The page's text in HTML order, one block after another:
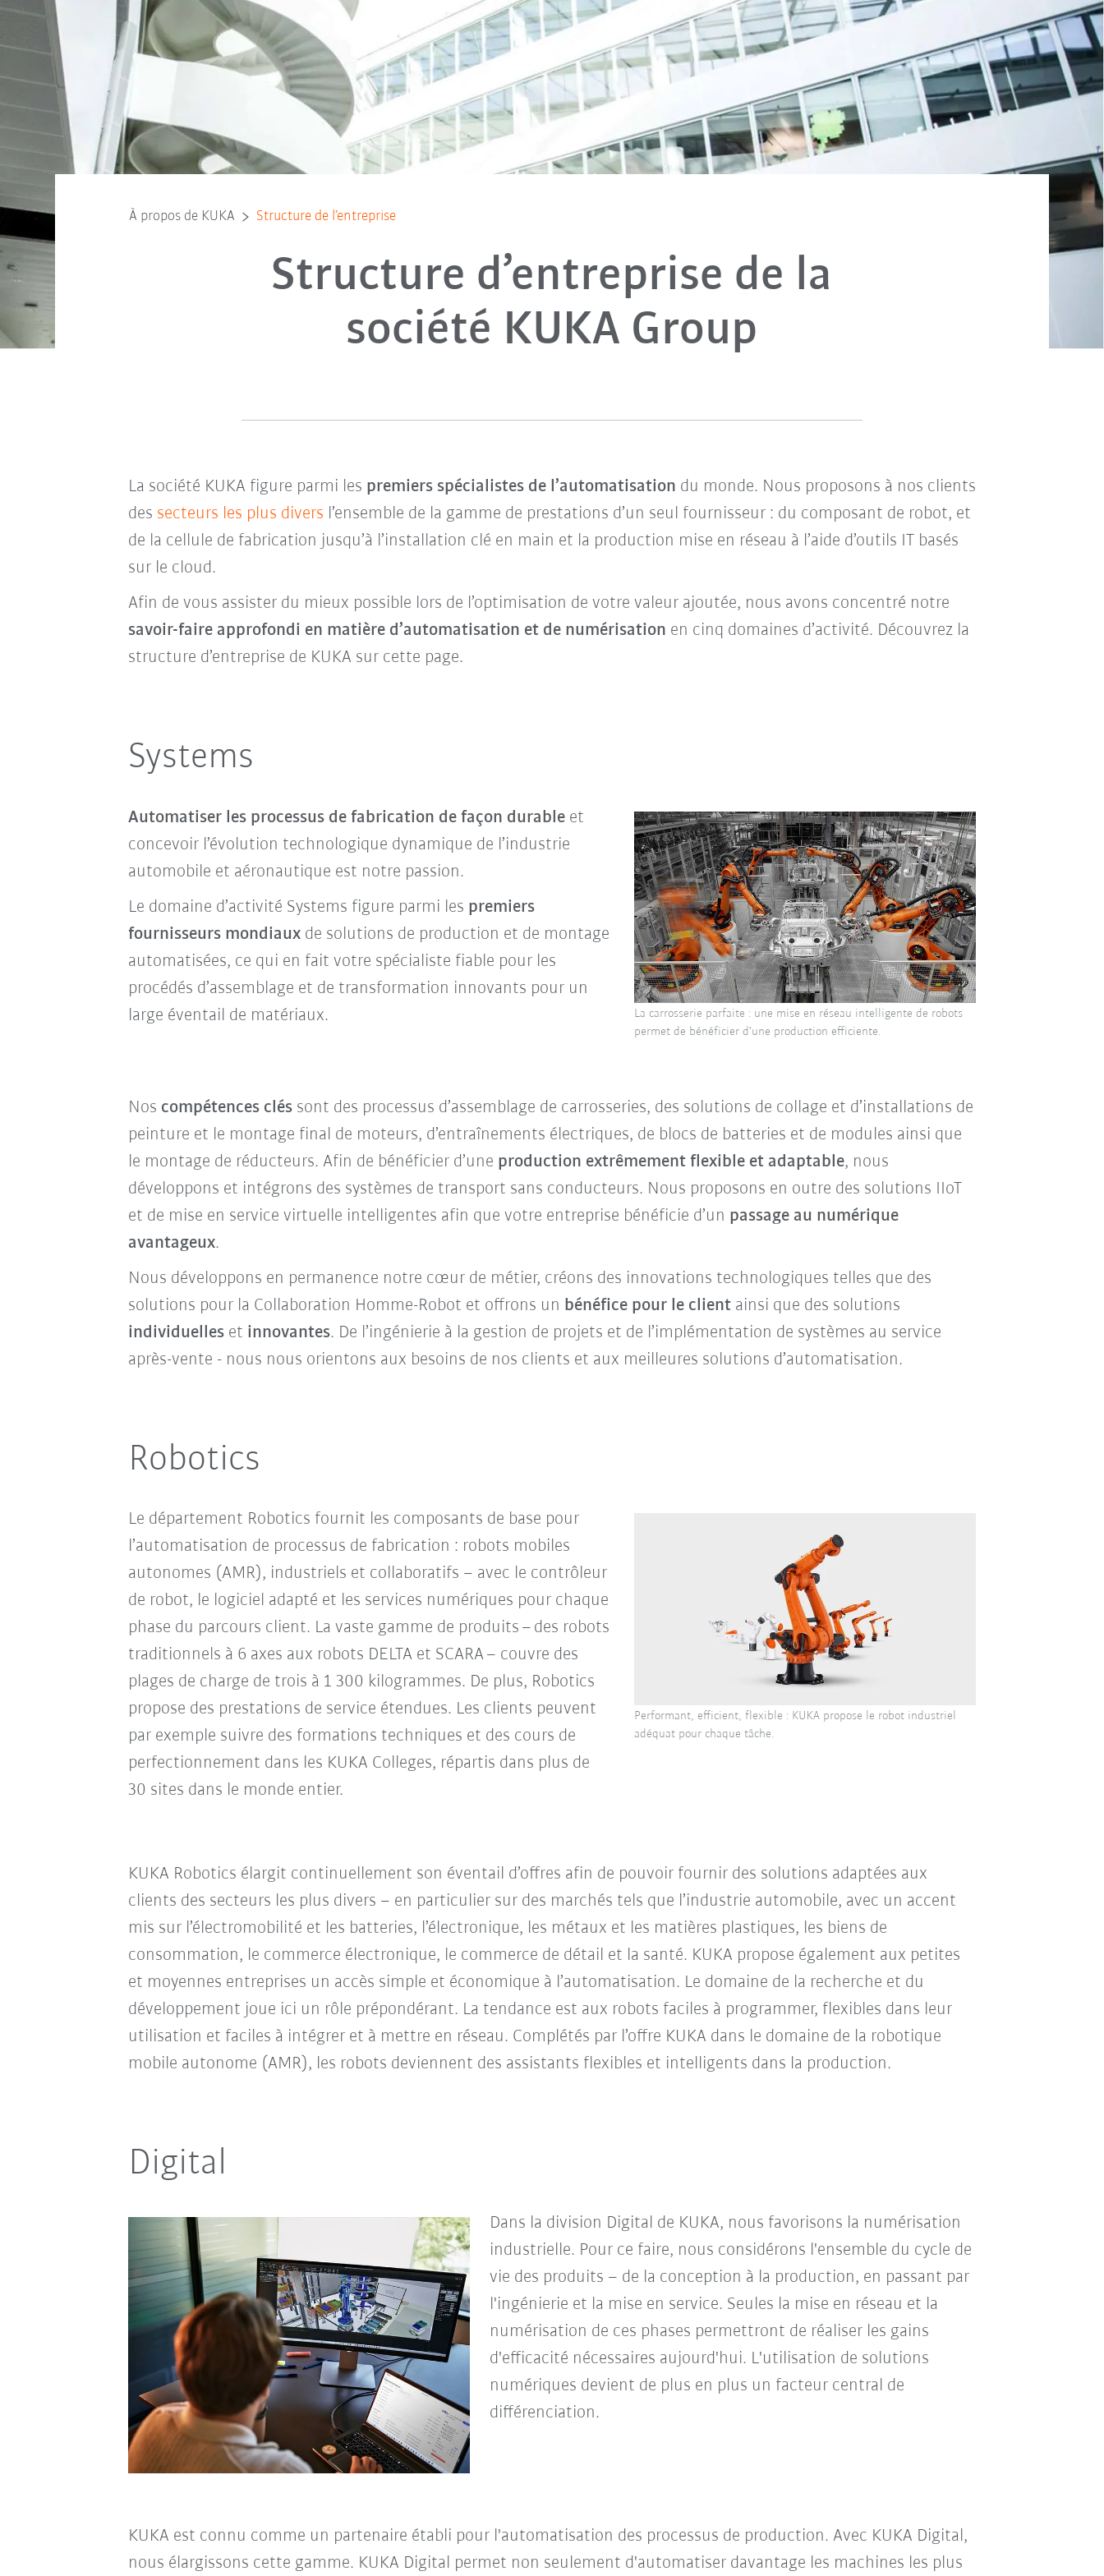
À propos de KUKA Structure de l’entreprise
Structure d’entreprise de la
société KUKA Group
La société KUKA figure parmi les premiers spécialistes de l’automatisation du monde. Nous proposons à nos clients
des secteurs les plus divers l’ensemble de la gamme de prestations d’un seul fournisseur : du composant de robot, et
de la cellule de fabrication jusqu’à l’installation clé en main et la production mise en réseau à l’aide d’outils IT basés
sur le cloud.
Afin de vous assister du mieux possible lors de l’optimisation de votre valeur ajoutée, nous avons concentré notre
savoir-faire approfondi en matière d’automatisation et de numérisation en cinq domaines d’activité. Découvrez la
structure d’entreprise de KUKA sur cette page.
Systems
Automatiser les processus de fabrication de façon durableet
concevoir l’évolution technologique dynamique de l’industrie
automobile et aéronautique est notre passion.
Le domaine d’activité Systems figure parmi les premiers
fournisseurs mondiauxde solutions de production et de montage
automatisées, ce qui en fait votre spécialiste fiable pour les
procédés d’assemblage et de transformation innovants pour un
large éventail de matériaux.
La carrosserie parfaite : une mise en réseau intelligente de robots
permet de bénéficier d’une production efficiente.
Nos compétences cléssont des processus d’assemblage de carrosseries, des solutions de collage et d’installations de
peinture et le montage final de moteurs, d’entraînements électriques, de blocs de batteries et de modules ainsi que
le montage de réducteurs. Afin de bénéficier d’une production extrêmement flexible et adaptable, nous
développons et intégrons des systèmes de transport sans conducteurs. Nous proposons en outre des solutions IIoT
et de mise en service virtuelle intelligentes afin que votre entreprise bénéficie d’un passage au numérique
avantageux.
Nous développons en permanence notre cœur de métier, créons des innovations technologiques telles que des
solutions pour la Collaboration Homme-Robot et offrons un bénéfice pour le clientainsi que des solutions
individuelleset innovantes. De l’ingénierie à la gestion de projets et de l’implémentation de systèmes au service
après-vente - nous nous orientons aux besoins de nos clients et aux meilleures solutions d’automatisation.
Robotics
Le département Robotics fournit les composants de base pour
l’automatisation de processus de fabrication : robots mobiles
autonomes (AMR), industriels et collaboratifs – avec le contrôleur
de robot, le logiciel adapté et les services numériques pour chaque
phase du parcours client. La vaste gamme de produits – des robots
traditionnels à 6 axes aux robots DELTA et SCARA – couvre des
plages de charge de trois à 1 300 kilogrammes. De plus, Robotics
propose des prestations de service étendues. Les clients peuvent
par exemple suivre des formations techniques et des cours de
perfectionnement dans les KUKA Colleges, répartis dans plus de
30 sites dans le monde entier.
Performant, efficient, flexible : KUKA propose le robot industriel
adéquat pour chaque tâche.
KUKA Robotics élargit continuellement son éventail d’offres afin de pouvoir fournir des solutions adaptées aux
clients des secteurs les plus divers – en particulier sur des marchés tels que l’industrie automobile, avec un accent
mis sur l’électromobilité et les batteries, l’électronique, les métaux et les matières plastiques, les biens de
consommation, le commerce électronique, le commerce de détail et la santé. KUKA propose également aux petites
et moyennes entreprises un accès simple et économique à l’automatisation. Le domaine de la recherche et du
développement joue ici un rôle prépondérant. La tendance est aux robots faciles à programmer, flexibles dans leur
utilisation et faciles à intégrer et à mettre en réseau. Complétés par l’offre KUKA dans le domaine de la robotique
mobile autonome (AMR), les robots deviennent des assistants flexibles et intelligents dans la production.
Digital
Dans la division Digital de KUKA, nous favorisons la numérisation
industrielle. Pour ce faire, nous considérons l'ensemble du cycle de
vie des produits – de la conception à la production, en passant par
l'ingénierie et la mise en service. Seules la mise en réseau et la
numérisation de ces phases permettront de réaliser les gains
d'efficacité nécessaires aujourd'hui. L'utilisation de solutions
numériques devient de plus en plus un facteur central de
différenciation.
KUKA est connu comme un partenaire établi pour l'automatisation des processus de production. Avec KUKA Digital,
nous élargissons cette gamme. KUKA Digital permet non seulement d'automatiser davantage les machines les plus